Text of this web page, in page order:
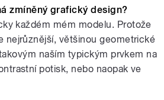
zmíněný grafický design?
každém mém modelu. Protože
nejrůznější, většinou geometrické
naším typickým prvkem na
potisk, nebo naopak ve